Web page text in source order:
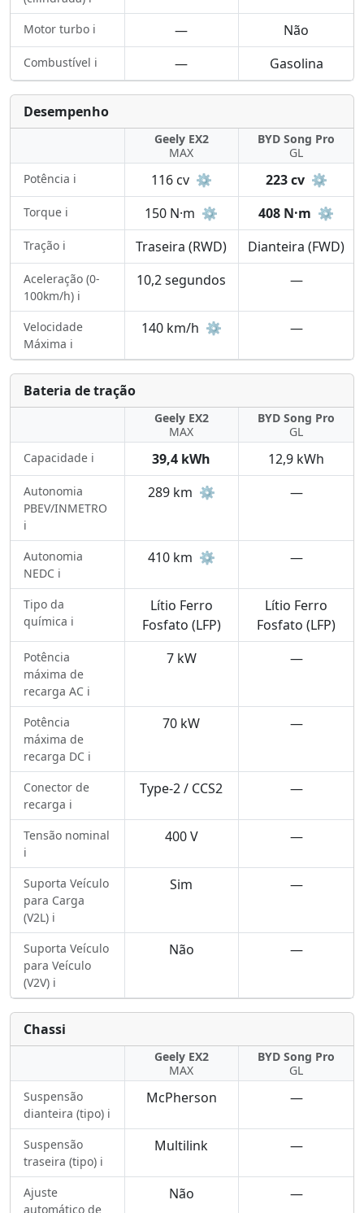
Motor turbo ℹ️ — Não
Combustível ℹ️ — Gasolina
Desempenho
Geely EX2
MAX
BYD Song Pro
GL
Potência ℹ️
116 cv ⚙️ 223 cv ⚙️
Torque ℹ️ 150 N·m ⚙️ 408 N·m ⚙️
Tração ℹ️ Traseira (RWD) Dianteira (FWD)
Aceleração (0-
100km/h) ℹ️
10,2 segundos —
Velocidade
Máxima ℹ️
140 km/h ⚙️ —
Bateria de tração
Geely EX2
MAX
BYD Song Pro
GL
Capacidade ℹ️
39,4 kWh 12,9 kWh
Autonomia
PBEV/INMETRO
ℹ️
289 km ⚙️ —
Autonomia
NEDC ℹ️
410 km ⚙️ —
Tipo da
química ℹ️
Lítio Ferro
Fosfato (LFP)
Lítio Ferro
Fosfato (LFP)
Potência
máxima de
recarga AC ℹ️
7 kW —
Potência
máxima de
recarga DC ℹ️
70 kW —
Conector de
recarga ℹ️
Type-2 / CCS2 —
Tensão nominal
ℹ️
400 V —
Suporta Veículo
para Carga
(V2L) ℹ️
Sim —
Suporta Veículo
para Veículo
(V2V) ℹ️
Não —
Chassi
Geely EX2
MAX
BYD Song Pro
GL
Suspensão
dianteira (tipo) ℹ️
McPherson —
Suspensão
traseira (tipo) ℹ️
Multilink —
Ajuste
automático de
Não —